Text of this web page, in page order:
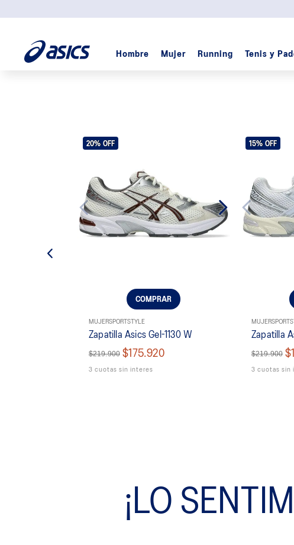
Hombre Mujer Running Tenis y
COMPRAR
MUJERSPORTSTYLE
Zapatilla Asics Gel-1130 W
$219.900 $175.920
20% OFF
3 cuotas sin interes
MUJER
Zapatilla
$219.900
15% OFF
3 cuotas sin
¡LO